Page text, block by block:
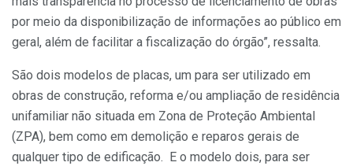
por meio da disponibilização de informações ao público em
geral, além de facilitar a fiscalização do órgão”, ressalta.
São dois modelos de placas, um para ser utilizado em
obras de construção, reforma e/ou ampliação de residência
unifamiliar não situada em Zona de Proteção Ambiental
(ZPA), bem como em demolição e reparos gerais de
qualquer tipo de edificação. E o modelo dois, para ser